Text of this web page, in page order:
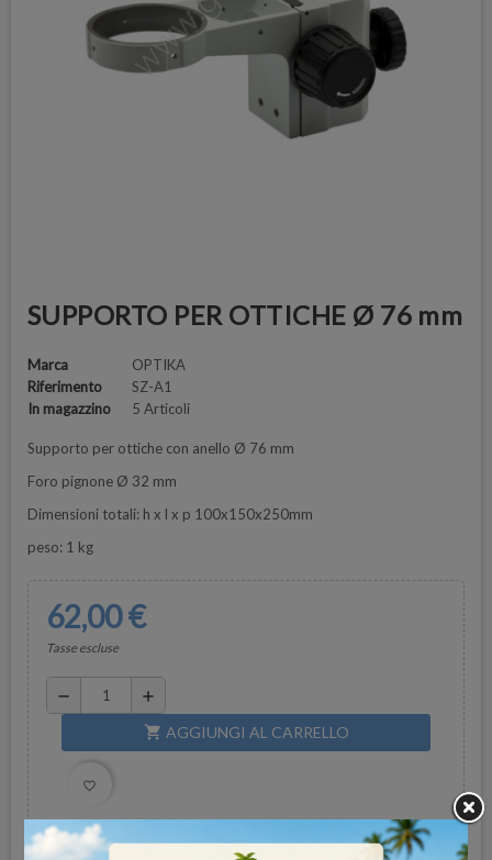
SUPPORTO PER OTTICHE Ø 76 mm
Marca
OPTIKA
Riferimento
SZ-A1
In magazzino
5 Articoli
Supporto per ottiche con anello Ø 76 mm
Foro pignone Ø 32 mm
Dimensioni totali: h x l x p 100x150x250mm
peso: 1 kg
62,00 €
Tasse escluse
remove add
shopping_cart AGGIUNGI AL CARRELLO
favorite_border